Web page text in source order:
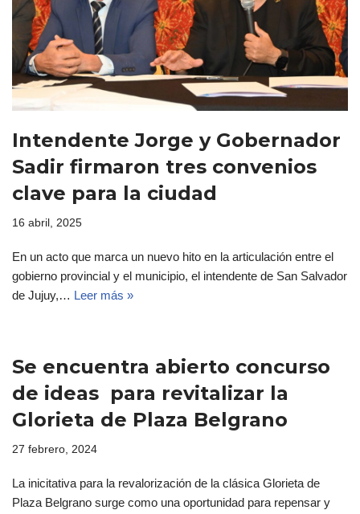
Intendente Jorge y Gobernador
Sadir firmaron tres convenios
clave para la ciudad
16 abril, 2025
En un acto que marca un nuevo hito en la articulación entre el
gobierno provincial y el municipio, el intendente de San Salvador
de Jujuy,… Leer más »
Se encuentra abierto concurso
de ideas para revitalizar la
Glorieta de Plaza Belgrano
27 febrero, 2024
La inicitativa para la revalorización de la clásica Glorieta de
Plaza Belgrano surge como una oportunidad para repensar y